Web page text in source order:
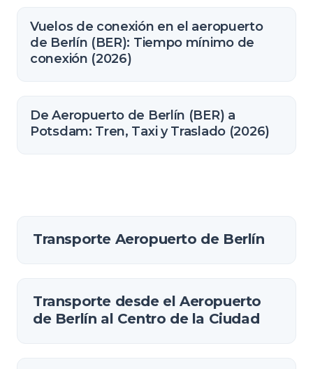
Vuelos de conexión en el aeropuerto
de Berlín (BER): Tiempo mínimo de
conexión (2026)
De Aeropuerto de Berlín (BER) a
Potsdam: Tren, Taxi y Traslado (2026)
Transporte Aeropuerto de Berlín
Transporte desde el Aeropuerto
de Berlín al Centro de la Ciudad